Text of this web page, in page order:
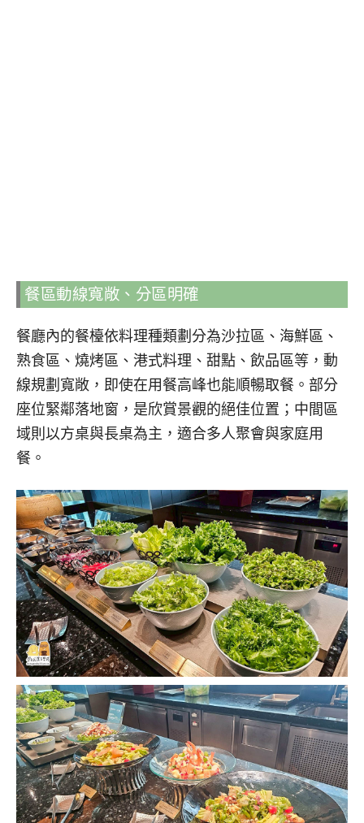
餐區動線寬敞、分區明確
餐廳內的餐檯依料理種類劃分為沙拉區、海鮮區、
熟食區、燒烤區、港式料理、甜點、飲品區等，動
線規劃寬敞，即使在用餐高峰也能順暢取餐。部分
座位緊鄰落地窗，是欣賞景觀的絕佳位置；中間區
域則以方桌與長桌為主，適合多人聚會與家庭用
餐。